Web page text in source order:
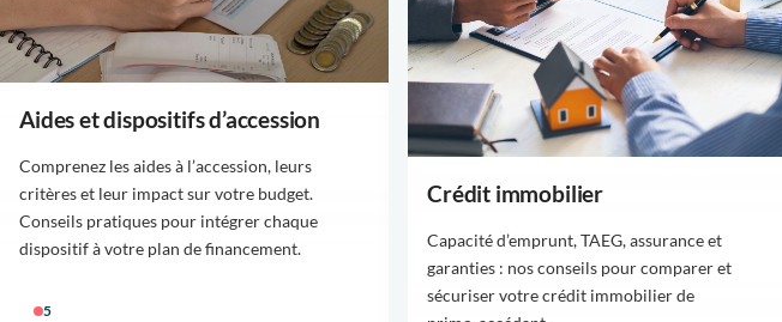
Aides et dispositifs d’accession
Comprenez les aides à l’accession, leurs
critères et leur impact sur votre budget.
Conseils pratiques pour intégrer chaque
dispositif à votre plan de financement.
5
Crédit immobilier
Capacité d’emprunt, TAEG, assurance et
garanties : nos conseils pour comparer et
sécuriser votre crédit immobilier de